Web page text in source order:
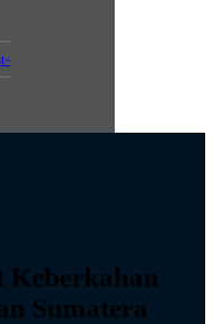
Keberkahan
Sumatera